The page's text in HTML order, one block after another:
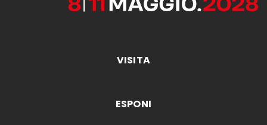
VISITA
ESPONI